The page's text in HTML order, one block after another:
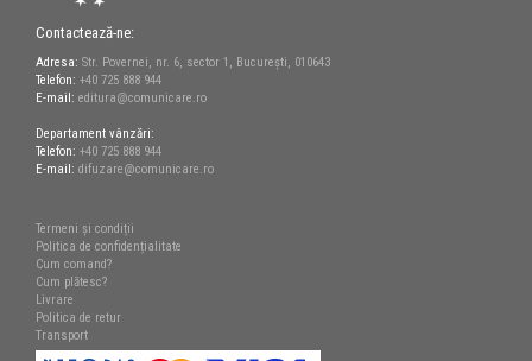
Contactează-ne:
Adresa: Str. Povernei, nr. 6, sector 1, București, 010643
Telefon: +40 725 888 944
E-mail: editura@comunicare.ro
Departament vânzări:
Telefon: +40 725 888 944
E-mail: difuzare@comunicare.ro
Termeni și condiții
Politica de confidențialitate
Cum comand?
Cum plătesc?
Livrare
Politica de retur
Transport